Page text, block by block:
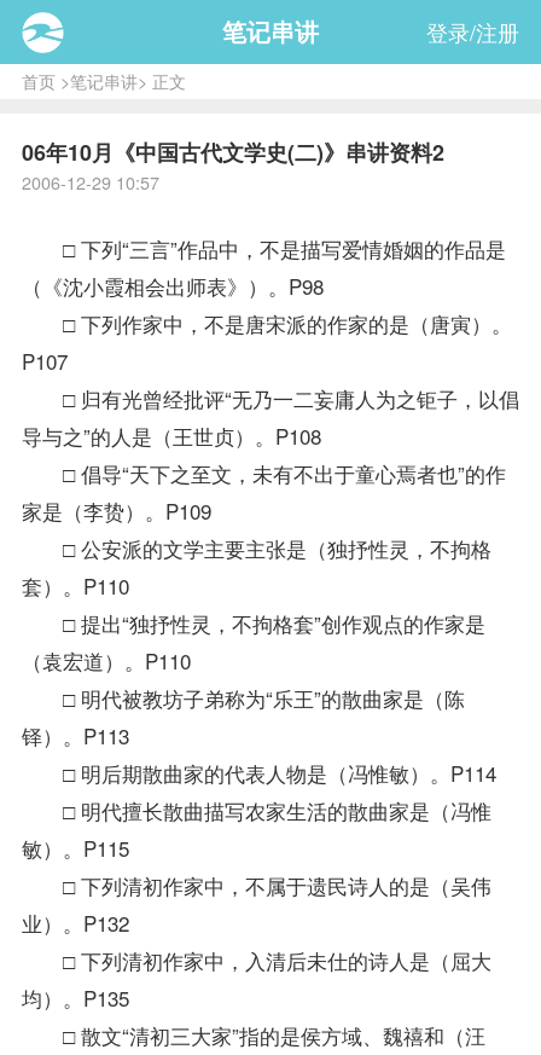
笔记串讲 登录/注册
首页>笔记串讲> 正文
06年10月《中国古代文学史(二)》串讲资料2
2006-12-29 10:57
□ 下列“三言”作品中，不是描写爱情婚姻的作品是
（《沈小霞相会出师表》）。P98
□ 下列作家中，不是唐宋派的作家的是（唐寅）。
P107
□ 归有光曾经批评“无乃一二妄庸人为之钜子，以倡
导与之”的人是（王世贞）。P108
□ 倡导“天下之至文，未有不出于童心焉者也”的作
家是（李贽）。P109
□ 公安派的文学主要主张是（独抒性灵，不拘格
套）。P110
□ 提出“独抒性灵，不拘格套”创作观点的作家是
（袁宏道）。P110
□ 明代被教坊子弟称为“乐王”的散曲家是（陈
铎）。P113
□ 明后期散曲家的代表人物是（冯惟敏）。P114
□ 明代擅长散曲描写农家生活的散曲家是（冯惟
敏）。P115
□ 下列清初作家中，不属于遗民诗人的是（吴伟
业）。P132
□ 下列清初作家中，入清后未仕的诗人是（屈大
均）。P135
□ 散文“清初三大家”指的是侯方域、魏禧和（汪